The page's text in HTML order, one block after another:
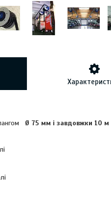
Ø 75 мм і завдовжки 10 м